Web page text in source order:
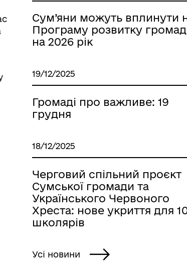
Сум’яни можуть вплинути
Програму розвитку
на 2026 рік
19/12/2025
Громаді про важливе: 19
грудня
18/12/2025
Черговий спільний проєкт
Сумської громади та
Українського Червоного
Хреста: нове укриття для
школярів
Усі новини